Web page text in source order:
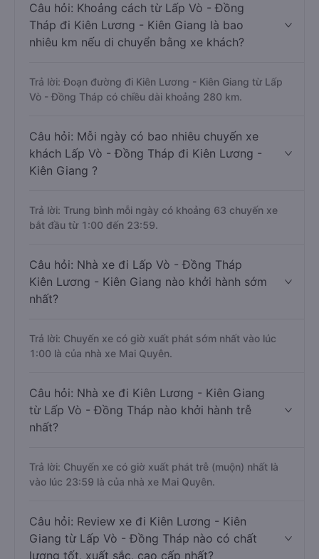
Câu hỏi: Khoảng cách từ Lấp Vò - Đồng
Tháp đi Kiên Lương - Kiên Giang là bao
nhiêu km nếu di chuyển bằng xe khách?
Trả lời: Đoạn đường đi Kiên Lương - Kiên Giang từ Lấp
Vò - Đồng Tháp có chiều dài khoảng 280 km.
Câu hỏi: Mỗi ngày có bao nhiêu chuyến xe
khách Lấp Vò - Đồng Tháp đi Kiên Lương -
Kiên Giang ?
Trả lời: Trung bình mỗi ngày có khoảng 63 chuyến xe
bắt đầu từ 1:00 đến 23:59.
Câu hỏi: Nhà xe đi Lấp Vò - Đồng Tháp
Kiên Lương - Kiên Giang nào khởi hành sớm
nhất?
Trả lời: Chuyến xe có giờ xuất phát sớm nhất vào lúc
1:00 là của nhà xe Mai Quyên.
Câu hỏi: Nhà xe đi Kiên Lương - Kiên Giang
từ Lấp Vò - Đồng Tháp nào khởi hành trễ
nhất?
Trả lời: Chuyến xe có giờ xuất phát trễ (muộn) nhất là
vào lúc 23:59 là của nhà xe Mai Quyên.
Câu hỏi: Review xe đi Kiên Lương - Kiên
Giang từ Lấp Vò - Đồng Tháp nào có chất
lượng tốt, xuất sắc, cao cấp nhất?